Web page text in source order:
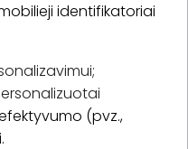
identifikatoriai
(pvz.,